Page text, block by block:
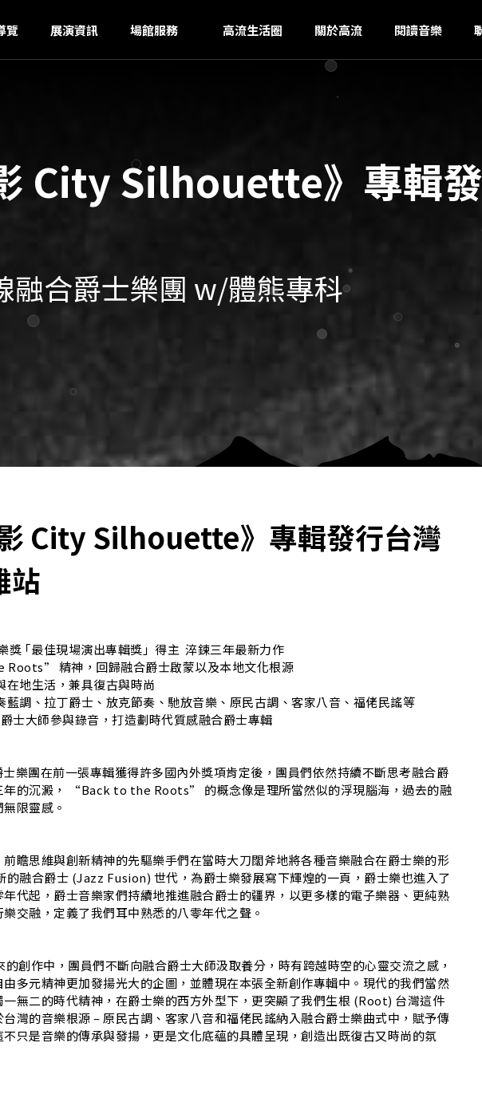
覽 展演資訊 場館服務 高流生活圈 關於高流 閱讀音樂
City Silhouette》專輯
融合爵士樂團 w/體熊專科
影 City Silhouette》專輯發行台灣
站
獎 ｢最佳現場演出專輯獎」得主 ​ 淬鍊三年最新力作​
精神，回歸融合爵士啟蒙以及本地文化根源​
在地生活，兼具復古與時尚​
藍調、拉丁爵士、放克節奏、馳放音樂、原民古調、客家八音、福佬民謠等​
士大師參與錄音，打造劃時代質感融合爵士專輯​
樂團在前一張專輯獲得許多國內外獎項肯定後，團員們依然持續不斷思考融合爵
年的沉澱， “Back to the Roots” 的概念像是理所當然似的浮現腦海，過去的融
限靈感。​
瞻思維與創新精神的先驅樂手們在當時大刀闊斧地將各種音樂融合在爵士樂的形
的融合爵士 (Jazz Fusion) 世代，為爵士樂發展寫下輝煌的一頁，爵士樂也進入了
代起，爵士音樂家們持續地推進融合爵士的疆界，以更多樣的電子樂器、更純熟
交融，定義了我們耳中熟悉的八零年代之聲。​
創作中，團員們不斷向融合爵士大師汲取養分，時有跨越時空的心靈交流之感，
多元精神更加發揚光大的企圖，並體現在本張全新創作專輯中。現代的我們當然
無二的時代精神，在爵士樂的西方外型下，更突顯了我們生根 (Root) 台灣這件
灣的音樂根源 – 原民古調、客家八音和福佬民謠納入融合爵士樂曲式中，賦予傳
只是音樂的傳承與發揚，更是文化底蘊的具體呈現，創造出既復古又時尚的氛